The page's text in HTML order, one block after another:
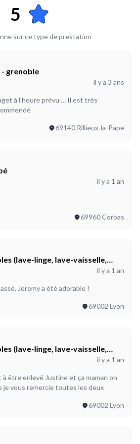
votre projet ?
5
sur ce type de prestation
grenoble
il y a 3 ans
à l’heure prévu … Il est très
69140 Rillieux-la-Pape
il y a 1 an
69960 Corbas
(lave-linge, lave-vaisselle,
et deux petites
il y a 1 an
Jeremy a été adorable !
69002 Lyon
(lave-linge, lave-vaisselle,
et deux petites
il y a 1 an
être enlevé Justine et ça maman on
vous remercie toutes les deux
69002 Lyon